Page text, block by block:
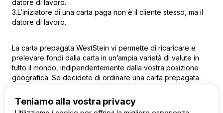
datore di lavoro.
3.L’iniziatore di una carta paga non è il cliente stesso, ma il
datore di lavoro.
La carta prepagata WestStein vi permette di ricaricare e
prelevare fondi dalla carta in un’ampia varietà di valute in
tutto il mondo, indipendentemente dalla vostra posizione
geografica. Se decidete di ordinare una carta prepagata
WestStein, contattate un responsabile aziendale o fate
domanda online direttamente dal vostro telefono o
computer. È veloce, comodo e affidabile.
Teniamo alla vostra privacy